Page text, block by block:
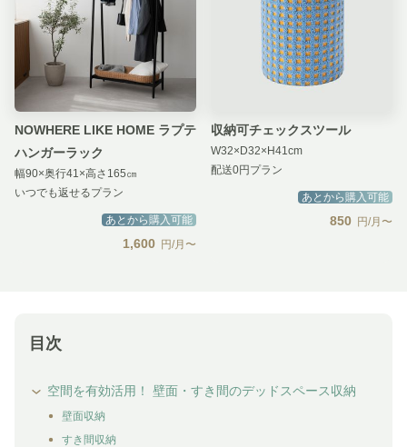
NOWHERE LIKE HOME ラプテ
ハンガーラック
幅90×奥行41×高さ165㎝
いつでも返せるプラン
あとから購入可能
1,600 円/月〜
収納可チェックスツール
W32×D32×H41cm
配送0円プラン
あとから購入可能
850 円/月〜
目次
空間を有効活用！ 壁面・すき間のデッドスペース収納
壁面収納
すき間収納